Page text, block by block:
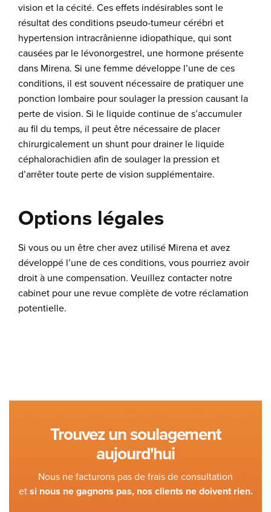
vision et la cécité. Ces effets indésirables sont le
résultat des conditions pseudo-tumeur cérébri et
hypertension intracrânienne idiopathique, qui sont
causées par le lévonorgestrel, une hormone présente
dans Mirena. Si une femme développe l’une de ces
conditions, il est souvent nécessaire de pratiquer une
ponction lombaire pour soulager la pression causant la
perte de vision. Si le liquide continue de s’accumuler
au fil du temps, il peut être nécessaire de placer
chirurgicalement un shunt pour drainer le liquide
céphalorachidien afin de soulager la pression et
d’arrêter toute perte de vision supplémentaire.
Options légales
Si vous ou un être cher avez utilisé Mirena et avez
développé l’une de ces conditions, vous pourriez avoir
droit à une compensation. Veuillez contacter notre
cabinet pour une revue complète de votre réclamation
potentielle.
Trouvez un soulagement
aujourd'hui
Nous ne facturons pas de frais de consultation
etsi nous ne gagnons pas, nos clients ne doivent rien.